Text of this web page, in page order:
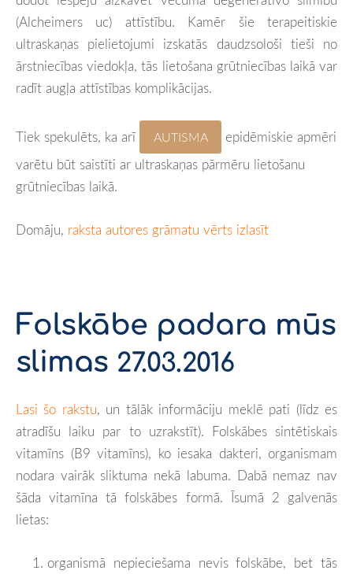
(Alcheimers uc) attīstību. Kamēr šie terapeitiskie
ultraskaņas pielietojumi izskatās daudzsološi tieši no
ārstniecības viedokļa, tās lietošana grūtniecības laikā var
radīt augļa attīstības komplikācijas.
Tiek spekulēts, ka arī AUTISMA
epidēmiskie apmēri
varētu būt saistīti ar ultraskaņas pārmēru lietošanu
grūtniecības laikā.
Domāju, raksta autores grāmatu vērts izlasīt
Folskābe padara mūs
slimas 27.03.2016
Lasi šo rakstu, un tālāk informāciju meklē pati (līdz es
atradīšu laiku par to uzrakstīt). Folskābes sintētiskais
vitamīns (B9 vitamīns), ko iesaka dakteri, organismam
nodara vairāk sliktuma nekā labuma. Dabā nemaz nav
šāda vitamīna tā folskābes formā. Īsumā 2 galvenās
lietas:
organismā nepieciešama nevis folskābe, bet tās